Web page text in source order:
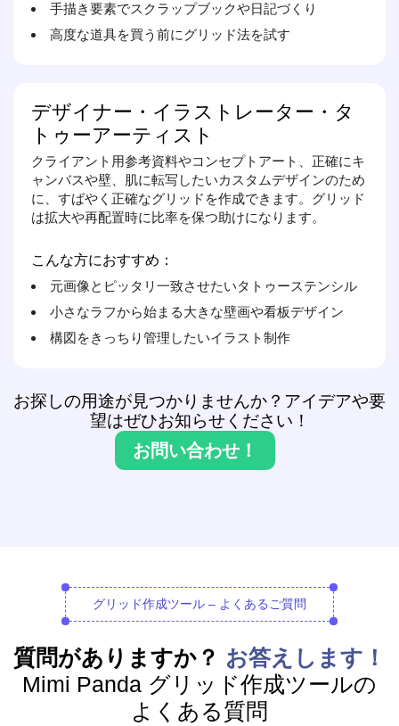
手描き要素でスクラップブックや日記づくり
高度な道具を買う前にグリッド法を試す
デザイナー・イラストレーター・タ
トゥーアーティスト
クライアント用参考資料やコンセプトアート、正確にキ
ャンバスや壁、肌に転写したいカスタムデザインのため
に、すばやく正確なグリッドを作成できます。グリッド
は拡大や再配置時に比率を保つ助けになります。
こんな方におすすめ：
元画像とピッタリ一致させたいタトゥーステンシル
小さなラフから始まる大きな壁画や看板デザイン
構図をきっちり管理したいイラスト制作
お探しの用途が見つかりませんか？アイデアや要
望はぜひお知らせください！
お問い合わせ！
グリッド作成ツール – よくあるご質問
質問がありますか？ お答えします！
Mimi Panda グリッド作成ツールの
よくある質問